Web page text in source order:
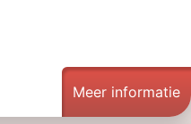
Meer informatie